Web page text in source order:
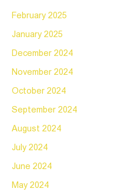
February 2025
January 2025
December 2024
November 2024
October 2024
September 2024
August 2024
July 2024
June 2024
May 2024